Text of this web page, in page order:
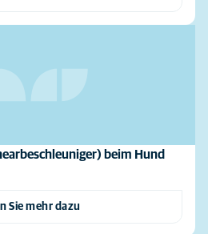
beim Hund
Sie mehr dazu